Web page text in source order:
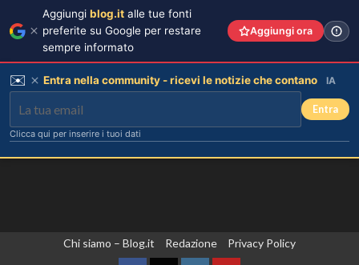
Chi siamo – Blog.it Redazione Privacy Policy
Aggiungi blog.it alle tue fonti
preferite su Google per restare
sempre informato
Aggiungi ora
✉️ Entra nella community - ricevi le notizie che contano IA
Entra
Clicca qui per inserire i tuoi dati